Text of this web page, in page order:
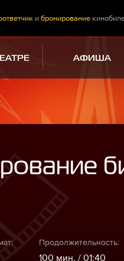
и бронирование
АФИША
Продолжительность:
100 мин. / 01:40